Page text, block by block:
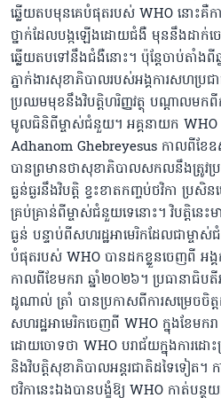
ឆ្លើយតបមុនគេបំផុតរបស់ WHO នោះគឺក
ថ្នាក់ដែលបង្កឡើងដោយជំងឺ មុននឹងដាក់ចេ
ឆ្លើយតបទៅនឹងជំងឺនោះ។ ប៉ុន្តែចាប់តាំង
ភ្នាក់ងារសុខាភិបាលរបស់អង្គការសហប្រជ
ប្រឈមមុខនឹងវិបត្តិហរិញ្ញវត្ថុ បណ្ដាលមកពីក
មូលធិនិពីម្ចាស់ជំនួយ។ អគ្គនាយក
Adhanom Ghebreyesus កាលពីខែ
បានព្រមានថាសុខាភិបាលសកលនឹងត្រូវប្
ធ្ងន់ធ្ងរនឹងវិបត្តិ ខ្វះខាតកញ្ចប់ថវិកា ប្រសិ
គ្រប់គ្រាន់ពីម្ចាស់ជំនួយទេនោះ។ វិបត្តិនេះ
ធ្ងន់ បន្ទាប់ពីសហរដ្ឋអាមេរិកដែលជាម្ចា
បំផុតរបស់ WHO បានដកខ្លួនចេញពី អង្គ
កាលពីខែមករា ឆ្នាំ២០២៦។ ប្រធានាធិប
ដូណាល់ ត្រាំ បានប្រកាសពីការសម្រេចចិត្
សហរដ្ឋអាមេរិកចេញពី WHO ក្នុងខែមករ
ដោយចោទថា WHO បរាជ័យក្នុងការដោ
និងវិបត្តិសុខាភិបាលអន្តរជាតិដទៃទៀត។ ក
ថវិកានេះឯងបានបង្ខំឱ្យ WHO កាត់បន្